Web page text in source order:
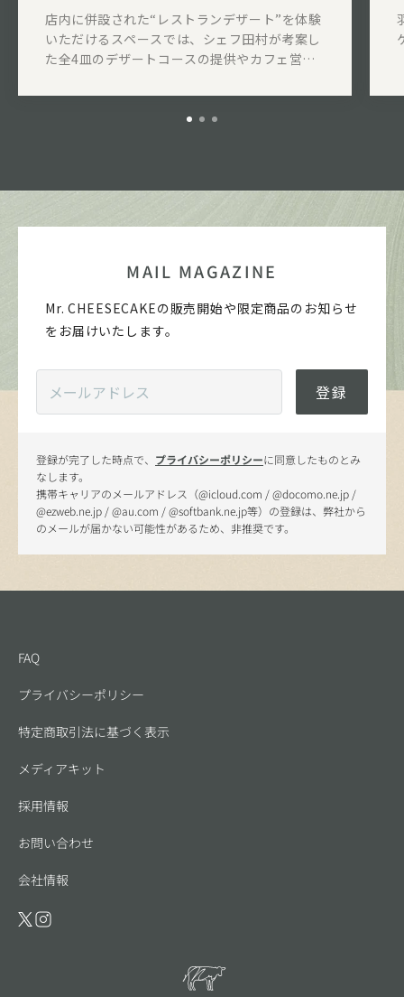
店内に併設された“レストランデザート”を体験
いただけるスペースでは、シェフ田村が考案し
た全4皿のデザートコースの提供やカフェ営業
MAIL MAGAZINE
Mr. CHEESECAKEの販売開始や限定商品のお知らせ
をお届けいたします。
登録
登録が完了した時点で、 プライバシーポリシーに同意したものとみ
なします。
携帯キャリアのメールアドレス（@icloud.com / @docomo.ne.jp /
@ezweb.ne.jp / @au.com / @softbank.ne.jp等）の登録は、弊社から
のメールが届かない可能性があるため、非推奨です。
FAQ
プライバシーポリシー
特定商取引法に基づく表示
メディアキット
採用情報
お問い合わせ
会社情報